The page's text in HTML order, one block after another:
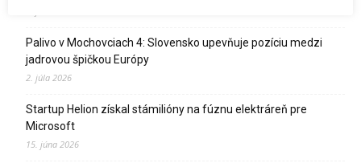
Palivo v Mochovciach 4: Slovensko upevňuje pozíciu medzi
jadrovou špičkou Európy
2. júla 2026
Startup Helion získal stámilióny na fúznu elektráreň pre
Microsoft
15. júna 2026